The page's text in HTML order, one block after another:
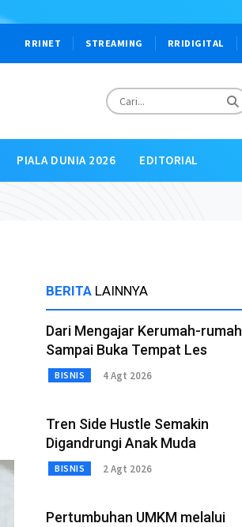
RRINET STREAMING RRIDIGITAL
PIALA DUNIA 2026 EDITORIAL
BERITA LAINNYA
Dari Mengajar Kerumah-rumah
Sampai Buka Tempat Les
BISNIS 4 Agt 2026
Tren Side Hustle Semakin
Digandrungi Anak Muda
BISNIS 2 Agt 2026
Pertumbuhan UMKM melalui